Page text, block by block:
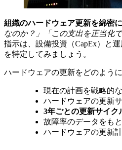
組織のハードウェア更新を綿密
なのか？」「この支出を正当化
指示は、設備投資（CapEx）と
を特定してみましょう。
ハードウェアの更新をどのよう
現在の計画を戦略的
ハードウェアの更新
3年ごとの更新サイク
故障率のデータをもと
ハードウェアの更新